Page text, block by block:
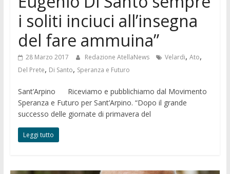
i soliti inciuci all’insegna
del fare ammuina”
28 Marzo 2017 Redazione AtellaNews Velardi, Ato,
Del Prete, Di Santo, Speranza e Futuro
Sant’Arpino Riceviamo e pubblichiamo dal Movimento
Speranza e Futuro per Sant’Arpino. “Dopo il grande
successo delle giornate di primavera del
Leggi tutto